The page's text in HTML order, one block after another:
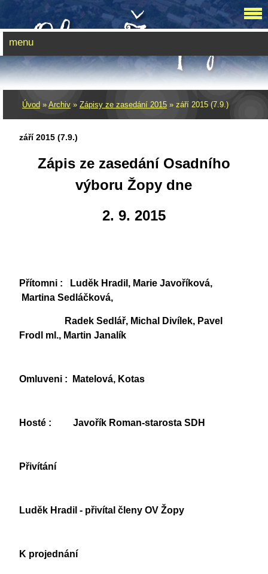
Úvod » Archiv » Zápisy ze zasedání 2015 » září 2015 (7.9.)
září 2015 (7.9.)
Zápis ze zasedání Osadního
výboru Žopy dne
2. 9. 2015
Přítomni : Luděk Hradil, Marie Javoříková,
Martina Sedláčková,
Radek Sedlář, Michal Divílek, Pavel
Frodl ml., Martin Janalík
Omluveni : Matelová, Kotas
Hosté : Javořík Roman-starosta SDH
Přivítání
Luděk Hradil - přivítal členy OV Žopy
K projednání
menu